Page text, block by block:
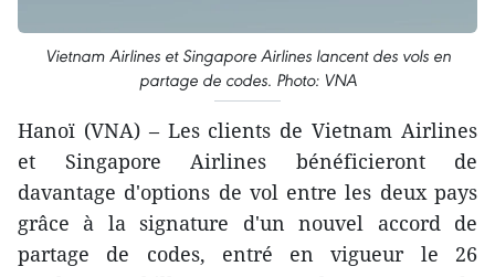
Vietnam Airlines et Singapore Airlines lancent des vols en
partage de codes. Photo: VNA
Hanoï (VNA) – Les clients de Vietnam Airlines
et Singapore Airlines bénéficieront de
davantage d'options de vol entre les deux pays
grâce à la signature d'un nouvel accord de
partage de codes, entré en vigueur le 26